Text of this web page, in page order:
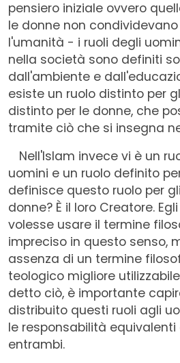
pensiero iniziale ovvero
le donne non
l'umanità - i ruoli degli
nella società sono definiti
dall'ambiente e
esiste un ruolo distinto per
distinto per le donne, che
tramite ciò che si insegna
Nell'Islam invece vi è un
uomini e un ruolo definito
definisce questo ruolo per
donne? È il loro Creatore.
volesse usare il termine
impreciso in questo senso,
assenza di un termine
teologico migliore
detto ciò, è importante
distribuito questi ruoli agli
le responsabilità
entrambi.